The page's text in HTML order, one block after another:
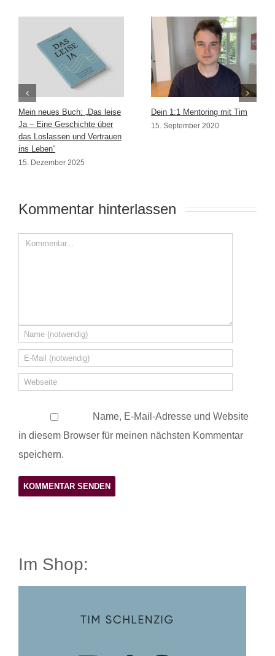
Mein neues Buch: „Das leise
Ja – Eine Geschichte über
das Loslassen und Vertrauen
ins Leben“
15. Dezember 2025
Dein 1:1 Mentoring mit Tim
15. September 2020
Kommentar hinterlassen
Name, E-Mail-Adresse und Website
in diesem Browser für meinen nächsten Kommentar
speichern.
Im Shop: